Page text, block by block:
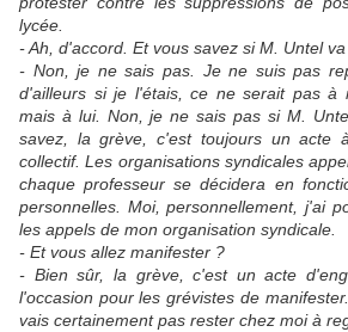
lycée.
- Ah, d'accord. Et vous savez si M. Untel
- Non, je ne sais pas. Je ne suis pas
d'ailleurs si je l'étais, ce ne serait pas à
mais à lui. Non, je ne sais pas si M.
savez, la grève, c'est toujours un acte
collectif. Les organisations syndicales
chaque professeur se décidera en
personnelles. Moi, personnellement, j'ai
les appels de mon organisation syndicale.
- Et vous allez manifester ?
- Bien sûr, la grève, c'est un acte
l'occasion pour les grévistes de
vais certainement pas rester chez moi à